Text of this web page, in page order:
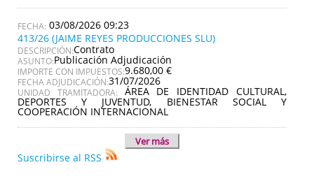
03/08/2026 09:23
413/26 (JAIME REYES PRODUCCIONES SLU)
DESCRIPCIÓN:Contrato
ASUNTO:Publicación Adjudicación
IMPORTE CON IMPUESTOS:9.680,00 €
FECHA ADJUDICACIÓN:31/07/2026
UNIDAD TRAMITADORA: ÁREA DE IDENTIDAD CULTURAL,
DEPORTES Y JUVENTUD, BIENESTAR SOCIAL Y
COOPERACIÓN INTERNACIONAL
Ver más
Suscribirse al RSS